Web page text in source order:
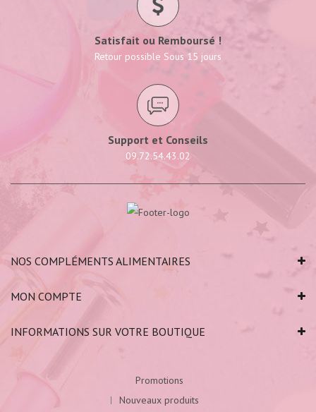
Satisfait ou Remboursé !
Retour possible Sous 15 jours
Support et Conseils
09.72.54.43.02
NOS COMPLÉMENTS ALIMENTAIRES
MON COMPTE
INFORMATIONS SUR VOTRE BOUTIQUE
Promotions
Nouveaux produits